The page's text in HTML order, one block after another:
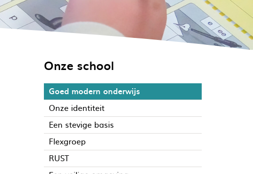
Onze school
Goed modern onderwijs
Onze identiteit
Een stevige basis
Flexgroep
RUST